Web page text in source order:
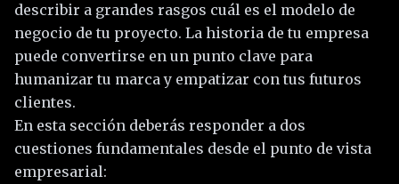
describir a grandes rasgos cuál es el modelo de
negocio de tu proyecto. La historia de tu empresa
puede convertirse en un punto clave para
humanizar tu marca y empatizar con tus futuros
clientes.
En esta sección deberás responder a dos
cuestiones fundamentales desde el punto de vista
empresarial: